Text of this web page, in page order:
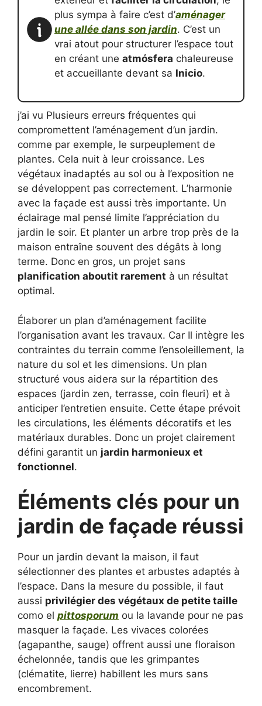
plus sympa à faire c’est d’aménager
une allée dans son jardin. C’est un
vrai atout pour structurer l’espace tout
en créant une atmósfera chaleureuse
et accueillante devant sa Inicio.
j’ai vu Plusieurs erreurs fréquentes qui
compromettent l’aménagement d’un jardin.
comme par exemple, le surpeuplement de
plantes. Cela nuit à leur croissance. Les
végétaux inadaptés au sol ou à l’exposition ne
se développent pas correctement. L’harmonie
avec la façade est aussi très importante. Un
éclairage mal pensé limite l’appréciation du
jardin le soir. Et planter un arbre trop près de la
maison entraîne souvent des dégâts à long
terme. Donc en gros, un projet sans
planification aboutit rarement à un résultat
optimal.
Élaborer un plan d’aménagement facilite
l’organisation avant les travaux. Car Il intègre les
contraintes du terrain comme l’ensoleillement, la
nature du sol et les dimensions. Un plan
structuré vous aidera sur la répartition des
espaces (jardin zen, terrasse, coin fleuri) et à
anticiper l’entretien ensuite. Cette étape prévoit
les circulations, les éléments décoratifs et les
matériaux durables. Donc un projet clairement
défini garantit un jardin harmonieux et
fonctionnel.
Éléments clés pour un
jardin de façade réussi
Pour un jardin devant la maison, il faut
sélectionner des plantes et arbustes adaptés à
l’espace. Dans la mesure du possible, il faut
aussi privilégier des végétaux de petite taille
como el pittosporum ou la lavande pour ne pas
masquer la façade. Les vivaces colorées
(agapanthe, sauge) offrent aussi une floraison
échelonnée, tandis que les grimpantes
(clématite, lierre) habillent les murs sans
encombrement.